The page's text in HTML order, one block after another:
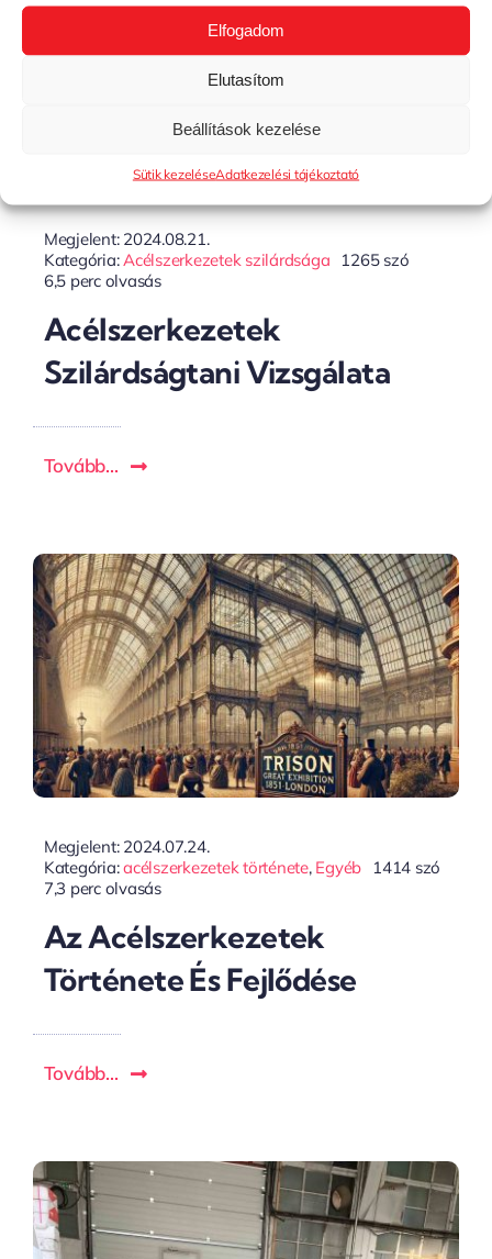
Elfogadom
Elutasítom
Beállítások kezelése
Sütik kezeléseAdatkezelési tájékoztató
Megjelent: 2024.08.21.
Kategória:Acélszerkezetek szilárdsága
1265 szó
6,5 perc olvasás
Acélszerkezetek
Szilárdságtani Vizsgálata
Tovább...
Megjelent: 2024.07.24.
Kategória:acélszerkezetek története, Egyéb
1414 szó
7,3 perc olvasás
Az Acélszerkezetek
Története És Fejlődése
Tovább...